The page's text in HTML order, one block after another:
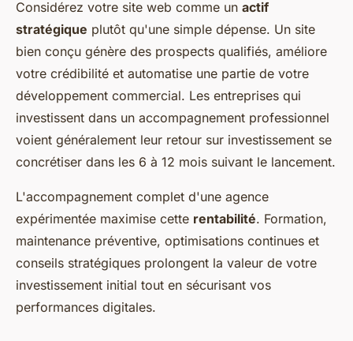
Considérez votre site web comme un actif
stratégique plutôt qu'une simple dépense. Un site
bien conçu génère des prospects qualifiés, améliore
votre crédibilité et automatise une partie de votre
développement commercial. Les entreprises qui
investissent dans un accompagnement professionnel
voient généralement leur retour sur investissement se
concrétiser dans les 6 à 12 mois suivant le lancement.
L'accompagnement complet d'une agence
expérimentée maximise cette rentabilité. Formation,
maintenance préventive, optimisations continues et
conseils stratégiques prolongent la valeur de votre
investissement initial tout en sécurisant vos
performances digitales.